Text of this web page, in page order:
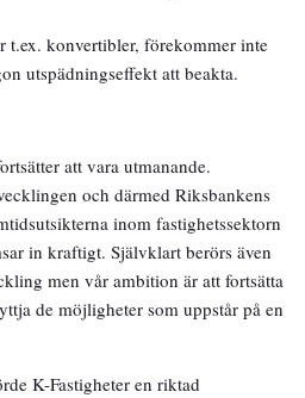
t.ex. konvertibler, förekommer inte
utspädningseffekt att beakta.
att vara utmanande.
och därmed Riksbankens
inom fastighetssektorn
in kraftigt. Självklart berörs även
men vår ambition är att fortsätta
de möjligheter som uppstår på en
K-Fastigheter en riktad